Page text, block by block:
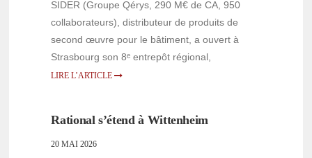
SIDER (Groupe Qérys, 290 M€ de CA, 950
collaborateurs), distributeur de produits de
second œuvre pour le bâtiment, a ouvert à
Strasbourg son 8ᵉ entrepôt régional,
LIRE L’ARTICLE
Rational s’étend à Wittenheim
20 MAI 2026